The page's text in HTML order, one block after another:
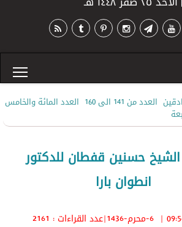
العدد من 141 الى 160
العدد المائة والخامس
حسنين قفطان للدكتور
انطوان بارا
| 6-محرم-1436 |عدد القراءات : 2161